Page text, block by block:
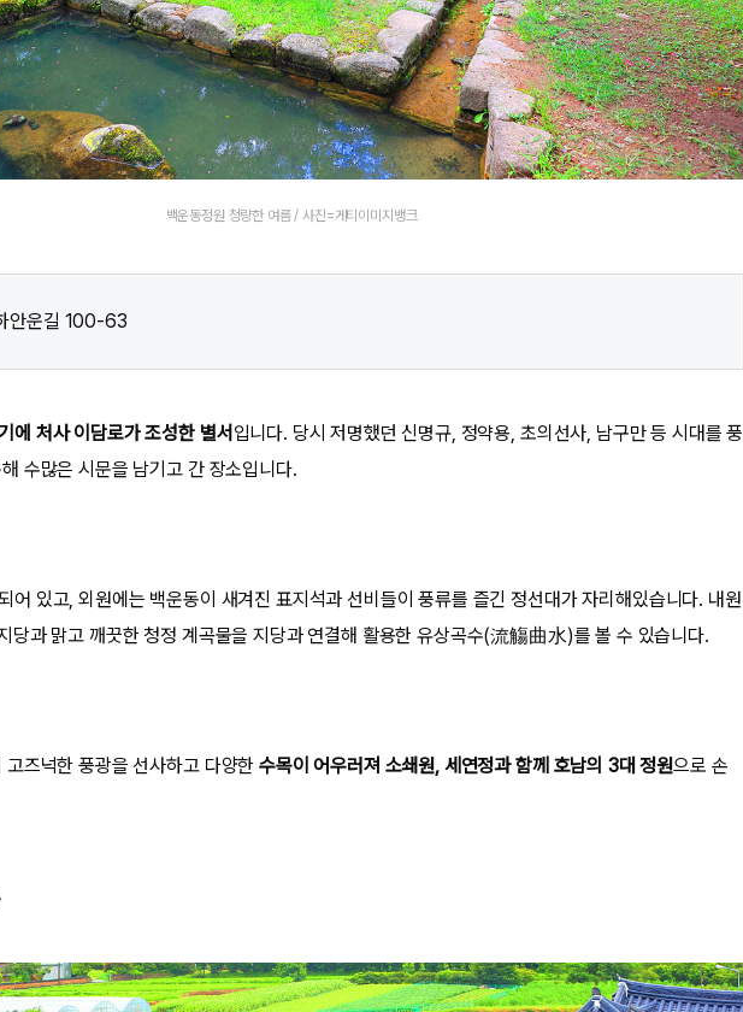
백운동정원 청량한 여름 / 사진=게티이미지뱅크
안운길 100-63
에 처사 이담로가 조성한 별서 입니다. 당시 저명했던 신명규, 정약용, 초의선사, 남구만 등 시대를 풍
수많은 시문을 남기고 간 장소입니다.
어 있고, 외원에는 백운동이 새겨진 표지석과 선비들이 풍류를 즐긴 정선대가 자리해있습니다. 내원
당과 맑고 깨끗한 청정 계곡물을 지당과 연결해 활용한 유상곡수(流觴曲水)를 볼 수 있습니다.
고즈넉한 풍광을 선사하고 다양한수목이 어우러져 소쇄원, 세연정과 함께 호남의 3대 정원으로 손